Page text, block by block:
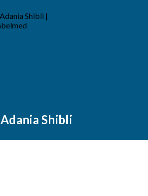
Adania Shibli